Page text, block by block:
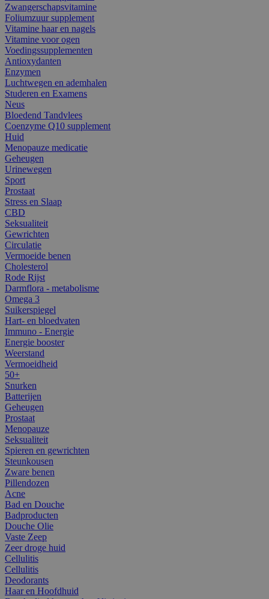
Zwangerschapsvitamine
Foliumzuur supplement
Vitamine haar en nagels
Vitamine voor ogen
Voedingssupplementen
Antioxydanten
Enzymen
Luchtwegen en ademhalen
Studeren en Examens
Neus
Bloedend Tandvlees
Coenzyme Q10 supplement
Huid
Menopauze medicatie
Geheugen
Urinewegen
Sport
Prostaat
Stress en Slaap
CBD
Seksualiteit
Gewrichten
Circulatie
Vermoeide benen
Cholesterol
Rode Rijst
Darmflora - metabolisme
Omega 3
Suikerspiegel
Hart- en bloedvaten
Immuno - Energie
Energie booster
Weerstand
Vermoeidheid
50+
Snurken
Batterijen
Geheugen
Prostaat
Menopauze
Seksualiteit
Spieren en gewrichten
Steunkousen
Zware benen
Pillendozen
Acne
Bad en Douche
Badproducten
Douche Olie
Vaste Zeep
Zeer droge huid
Cellulitis
Cellulitis
Deodorants
Haar en Hoofdhuid